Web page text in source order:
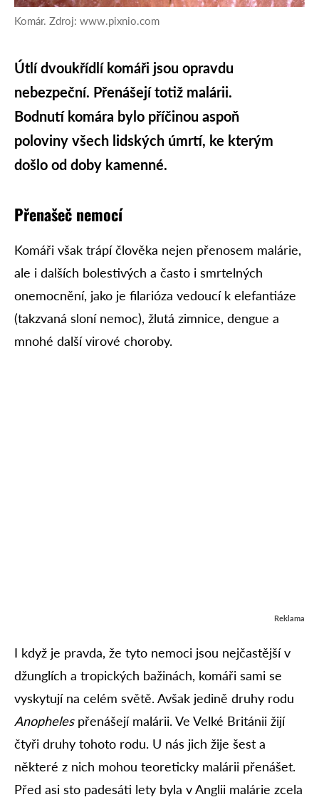
Komár. Zdroj: www.pixnio.com
Útlí dvoukřídlí komáři jsou opravdu
nebezpeční. Přenášejí totiž malárii.
Bodnutí komára bylo příčinou aspoň
poloviny všech lidských úmrtí, ke kterým
došlo od doby kamenné.
Přenašeč nemocí
Komáři však trápí člověka nejen přenosem malárie,
ale i dalších bolestivých a často i smrtelných
onemocnění, jako je filarióza vedoucí k elefantiáze
(takzvaná sloní nemoc), žlutá zimnice, dengue a
mnohé další virové choroby.
Reklama
I když je pravda, že tyto nemoci jsou nejčastější v
džunglích a tropických bažinách, komáři sami se
vyskytují na celém světě. Avšak jedině druhy rodu
Anophelespřenášejí malárii. Ve Velké Británii žijí
čtyři druhy tohoto rodu. U nás jich žije šest a
některé z nich mohou teoreticky malárii přenášet.
Před asi sto padesáti lety byla v Anglii malárie zcela